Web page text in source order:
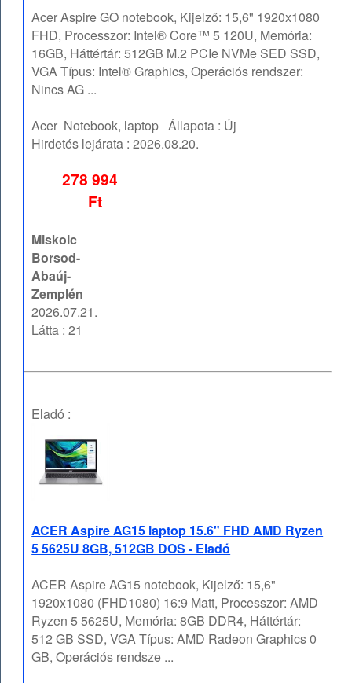
Acer Aspire GO notebook, Kijelző: 15,6" 1920x1080
FHD, Processzor: Intel® Core™ 5 120U, Memória:
16GB, Háttértár: 512GB M.2 PCIe NVMe SED SSD,
VGA Típus: Intel® Graphics, Operációs rendszer:
Nincs AG ...
Acer Notebook, laptop Állapota : Új
Hirdetés lejárata :2026.08.20.
278 994
Ft
Miskolc
Borsod-
Abaúj-
Zemplén
2026.07.21.
Látta : 21
Eladó :
ACER Aspire AG15 laptop 15.6" FHD AMD Ryzen
5 5625U 8GB, 512GB DOS - Eladó
ACER Aspire AG15 notebook, Kijelző: 15,6"
1920x1080 (FHD1080) 16:9 Matt, Processzor: AMD
Ryzen 5 5625U, Memória: 8GB DDR4, Háttértár:
512 GB SSD, VGA Típus: AMD Radeon Graphics 0
GB, Operációs rendsze ...